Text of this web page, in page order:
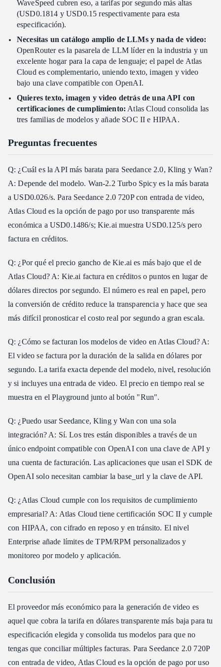
WaveSpeed cubren eso, a tarifas por segundo más altas
(USD0.1814 y USD0.15 respectivamente para esta
especificación).
Necesitas un catálogo amplio de LLMs y nada de video:
OpenRouter es la pasarela de LLM líder en la industria y un
excelente hogar para la capa de lenguaje; el papel de Atlas
Cloud es complementario, uniendo texto, imagen y video
bajo una clave compatible con OpenAI.
Quieres texto, imagen y video detrás de una API con
certificaciones de cumplimiento: Atlas Cloud consolida las
tres familias de modelos y añade SOC II e HIPAA.
Preguntas frecuentes
Q: ¿Cuál es la API más barata para Seedance 2.0, Kling y Wan?
A: Depende del modelo. Wan-2.2 Turbo Spicy es la más barata
a USD0.026/s. Para Seedance 2.0 720P con entrada de video,
Atlas Cloud es la opción de pago por uso transparente más
económica a USD0.1486/s; Kie.ai muestra USD0.125/s pero
factura en créditos.
Q: ¿Por qué el precio gancho de Kie.ai es más bajo que el de
Atlas Cloud? A: Kie.ai factura en créditos o puntos en lugar de
dólares directos por segundo. El número es real en papel, pero
la conversión de crédito reduce la transparencia y hace que sea
más difícil pronosticar el costo real por segundo a gran escala.
Q: ¿Cómo se facturan los modelos de video en Atlas Cloud? A:
El video se factura por la duración de la salida en dólares por
segundo. La tarifa exacta depende del modelo, nivel, resolución
y si incluyes una entrada de video. El precio en tiempo real se
muestra en el Playground junto al botón "Run".
Q: ¿Puedo usar Seedance, Kling y Wan con una sola
integración? A: Sí. Los tres están disponibles a través de un
único endpoint compatible con OpenAI con una clave de API y
una cuenta de facturación. Las aplicaciones que usan el SDK de
OpenAI solo necesitan cambiar la base_url y la clave de API.
Q: ¿Atlas Cloud cumple con los requisitos de cumplimiento
empresarial? A: Atlas Cloud tiene certificación SOC II y cumple
con HIPAA, con cifrado en reposo y en tránsito. El nivel
Enterprise añade límites de TPM/RPM personalizados y
monitoreo por modelo y aplicación.
Conclusión
El proveedor más económico para la generación de video es
aquel que cobra la tarifa en dólares transparente más baja para tu
especificación elegida y consolida tus modelos para que no
tengas que conciliar múltiples facturas. Para Seedance 2.0 720P
con entrada de video, Atlas Cloud es la opción de pago por uso